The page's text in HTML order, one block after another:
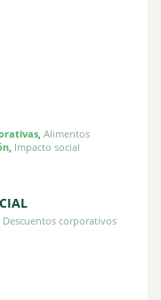
, Alimentos
, Impacto social
Descuentos corporativos